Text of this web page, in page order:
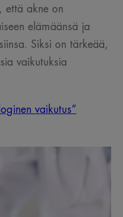
että akne on
elämäänsä ja
Siksi on tärkeää,
vaikutuksia
vaikutus”